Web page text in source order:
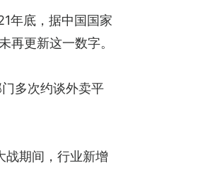
年底，据中国国家
再更新这一数字。
多次约谈外卖平
战期间，行业新增